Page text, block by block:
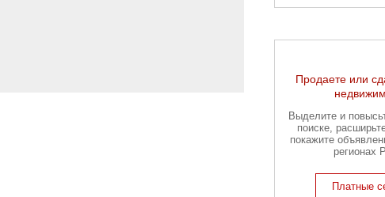
Продаете или
Выделите и
поиске,
покажите
регионах
Платные